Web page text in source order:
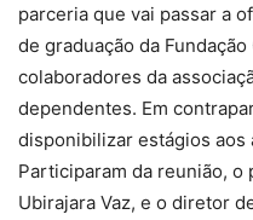
parceria que vai passar a
de graduação da
colaboradores da
dependentes. Em
disponibilizar estágios
Participaram da reunião, o
Ubirajara Vaz, e o diretor